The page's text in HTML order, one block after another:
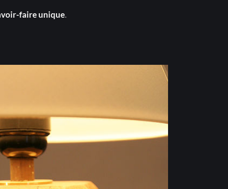
faire unique.